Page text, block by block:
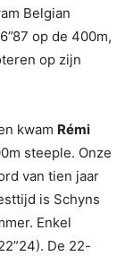
Belgian
op de 400m,
op zijn
kwam Rémi
steeple. Onze
van tien jaar
is Schyns
Enkel
De 22-